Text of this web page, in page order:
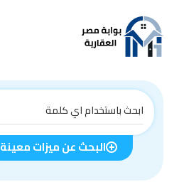
البحث عن ميزات معينة